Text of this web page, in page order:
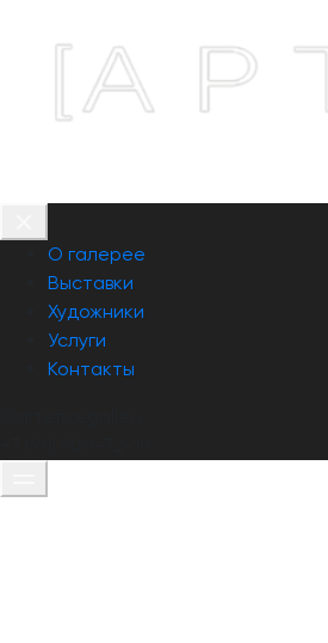
О галерее
Выставки
Художники
Услуги
Контакты